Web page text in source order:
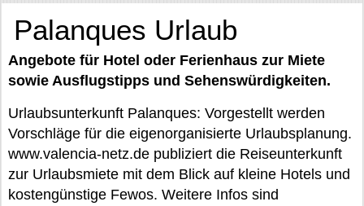
Palanques Urlaub
Angebote für Hotel oder Ferienhaus zur Miete
sowie Ausflugstipps und Sehenswürdigkeiten.
Urlaubsunterkunft Palanques: Vorgestellt werden
Vorschläge für die eigenorganisierte Urlaubsplanung.
www.valencia-netz.de publiziert die Reiseunterkunft
zur Urlaubsmiete mit dem Blick auf kleine Hotels und
kostengünstige Fewos. Weitere Infos sind